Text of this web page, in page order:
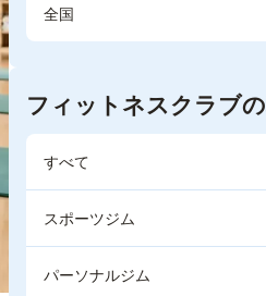
全国
フィットネスクラブ
すべて
スポーツジム
パーソナルジム